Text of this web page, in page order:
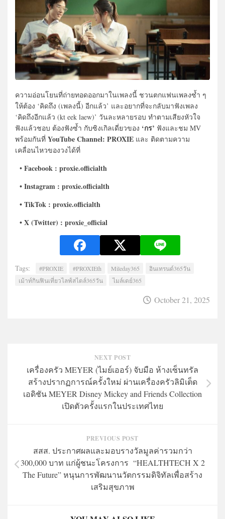
ความอ่อนโยนที่ถ่ายทอดออกมาในเพลงนี้ ชวนตกแฟนเพลงซ้ำ ๆ
ให้ต้อง ‘คิดถึง (เพลงนี้) อีกแล้ว’ และอยากที่จะกลับมาฟังเพลง
‘คิดถึงอีกแล้ว (kt eek laew)’ วันละหลายรอบ ทำตามเสียงหัวใจ
ฟังแล้วชอบ ต้องฟังซ้ำ กับซิงเกิลเดี่ยวของ ‘กร’ ฟังและชม MV
พร้อมกันที่ YouTube Channel: PROXIE และ ติดตามความ
เคลื่อนไหวของวงได้ที่
• Facebook : proxie.officialth
• Instagram : proxie.officialth
• TikTok : proxie.officialth
• X (Twitter) : proxie_official
Tags: #PROXIE #PROXIEth Mileday365
อินเทรนด์365วัน
เม้าท์กินฟินเที่ยวไลฟ์สไตล์365วัน
ไมล์เดย์365
October 21, 2025
NEXT POST
เครื่องครัว MEYER (ไมย์เออร์) จับมือ ห้างเซ็นทรัล
สร้างปรากฏการณ์ครั้งใหม่ ผ่านเครื่องครัวลิมิเต็ด
เอดิชัน MEYER Disney Mickey and Friends Collection
เปิดตัวครั้งแรกในประเทศไทย
PREVIOUS POST
สสส. ประกาศผลและมอบรางวัลมูลค่ารวมกว่า
300,000 บาท แก่ผู้ชนะโครงการ “HEALTHTECH X 2
The Future” หนุนการพัฒนานวัตกรรมดิจิทัลเพื่อสร้าง
เสริมสุขภาพ